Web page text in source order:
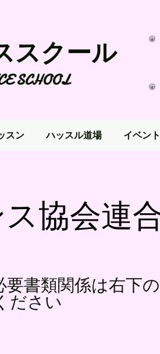
スクール
SCHOOL
スン ハッスル道場 イベント
協会連
要書類関係は右下
ださい